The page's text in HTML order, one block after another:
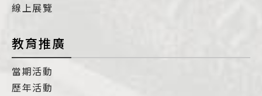
線上展覽
教育推廣
當期活動
歷年活動